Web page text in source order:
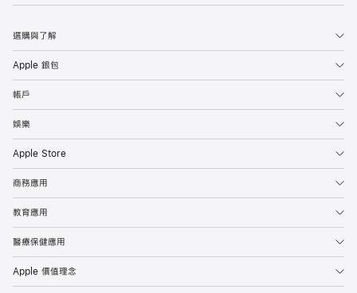
選購與了解
Apple 銀包
帳戶
娛樂
Apple Store
商務應用
教育應用
醫療保健應用
Apple 價值理念